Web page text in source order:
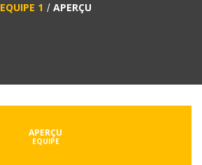
EQUIPE 1 APERÇU
APERÇU
EQUIPE